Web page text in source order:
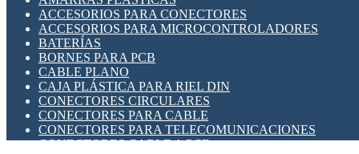
INDICADORES PARA PANEL
INTERFACES DE RELÉ
INTERRUPTORES FIN DE CARRERA
LLAVES CONMUTADORAS
MEDIDORES DE ENERGÍA Y TC'S DE CORRIENTE
MOTORES PASO A PASO
PANTALLAS HMI
PLC -CONTROLADORES LÓGICO PROGRAMABLES
PROGRAMADORES DE HORARIO
ACCESORIOS PARA CONECTORES
ACCESORIOS PARA MICROCONTROLADORES
BATERÍAS
BORNES PARA PCB
CABLE PLANO
CAJA PLÁSTICA PARA RIEL DIN
CONECTORES CIRCULARES
CONECTORES PARA CABLE
CONECTORES PARA TELECOMUNICACIONES
CONECTORES CABLE A PCB